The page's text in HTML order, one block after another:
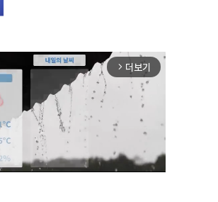
arrow_forward_ios 더보기